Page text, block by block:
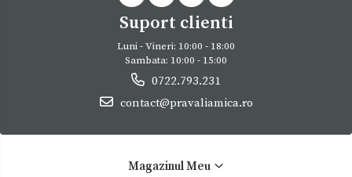
Suport clienti
Luni - Vineri: 10:00 - 18:00
Sambata: 10:00 - 15:00
0722.793.231
contact@pravaliamica.ro
Magazinul Meu